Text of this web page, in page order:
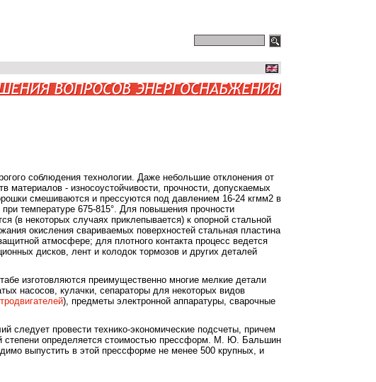
соблюдения технологии. Даже небольшие отклонения от
материалов - износоустойчивости, прочности, допускаемых
смешиваются и прессуются под давлением 16-24 кгмм2 в
температуре 675-815°. Для повышения прочности
(в некоторых случаях приклепывается) к опорной стальной
окисления свариваемых поверхностей стальная пластина
атмосфере; для плотного контакта процесс ведется
дисков, лент и колодок тормозов и других деталей
изготовляются преимущественно многие мелкие детали
насосов, кулачки, сепараторы для некоторых видов
), предметы электронной аппаратуры, сварочные
следует провести технико-экономические подсчеты, причем
степени определяется стоимостью прессформ. М. Ю. Бальшин
выпустить в этой прессформе не менее 500 крупных, и